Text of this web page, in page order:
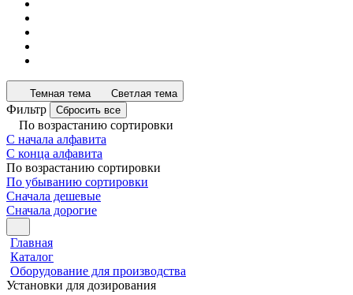
Темная тема Светлая тема
Фильтр Сбросить все
По возрастанию сортировки
С начала алфавита
С конца алфавита
По возрастанию сортировки
По убыванию сортировки
Сначала дешевые
Сначала дорогие
Главная
Каталог
Оборудование для производства
Установки для дозирования